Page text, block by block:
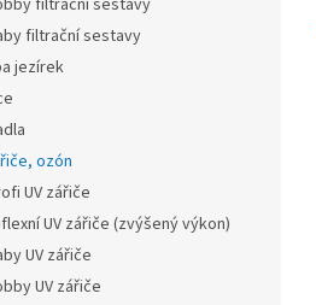
filtrační sestavy
filtrační sestavy
jezírek
ozón
UV zářiče
UV zářiče (zvýšený výkon)
UV zářiče
UV zářiče